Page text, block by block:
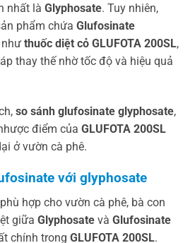
nhất là Glyphosate. Tuy nhiên,
phẩm chứa Glufosinate
như thuốc diệt cỏ GLUFOTA 200SL,
thay thế nhờ tốc độ và hiệu quả
so sánh glufosinate glyphosate,
điểm của GLUFOTA 200SL
ở vườn cà phê.
với glyphosate
hợp cho vườn cà phê, bà con
giữa Glyphosate và Glufosinate
chính trong GLUFOTA 200SL.